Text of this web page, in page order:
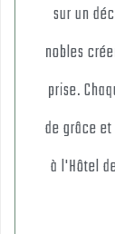
sur un
nobles
prise.
de grâce
à l'Hôtel